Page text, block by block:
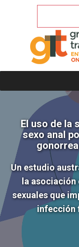
El uso de la
sexo anal
Un estudio
la
sexuales que
infección